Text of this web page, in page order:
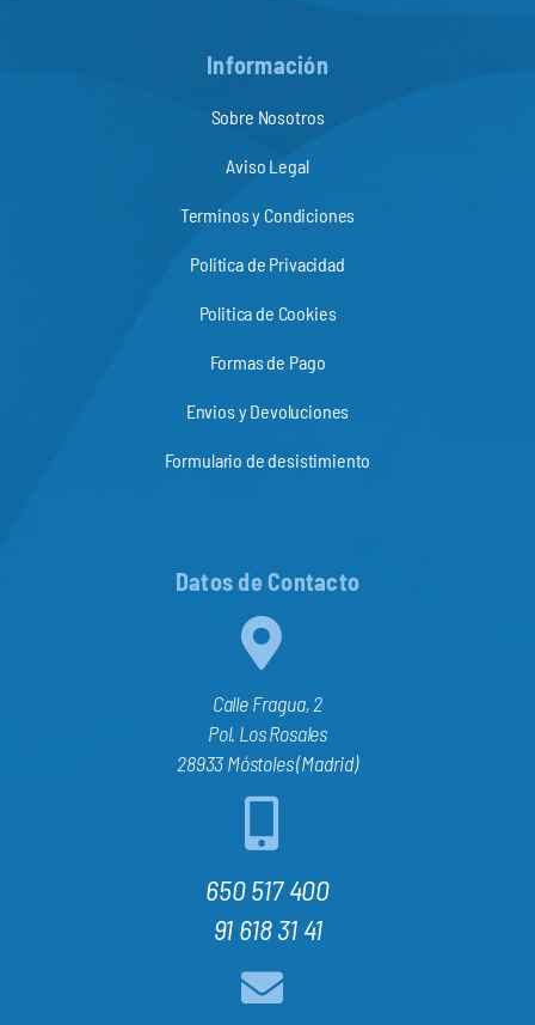
Información
Sobre Nosotros
Aviso Legal
Terminos y Condiciones
Politica de Privacidad
Politica de Cookies
Formas de Pago
Envios y Devoluciones
Formulario de desistimiento
Datos de Contacto
Calle Fragua, 2
Pol. Los Rosales
28933 Móstoles (Madrid)
650 517 400
91 618 31 41